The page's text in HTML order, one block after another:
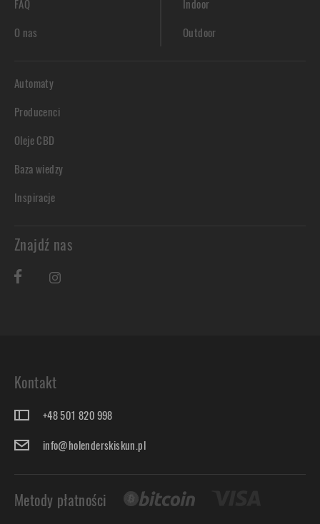
FAQ
O nas
Indoor
Outdoor
Automaty
Producenci
Oleje CBD
Baza wiedzy
Inspiracje
Znajdź nas
Kontakt
+48 501 820 998
info@holenderskiskun.pl
Metody płatności